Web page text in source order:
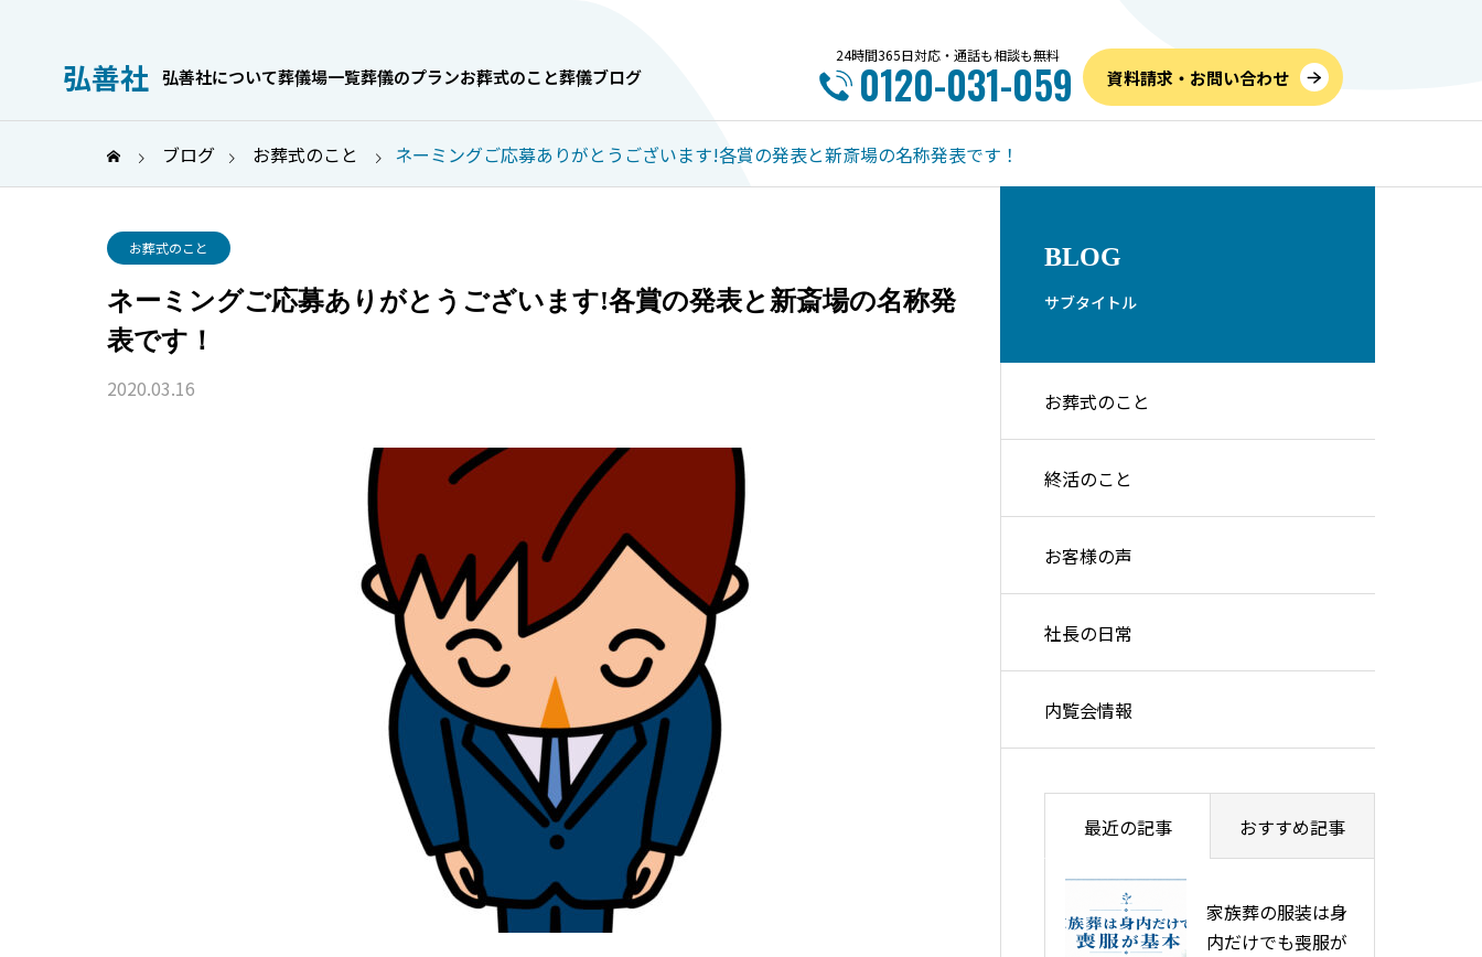
弘善社 弘善社について葬儀場一覧葬儀のプランお葬式のこと葬儀ブログ
用相場と内訳、追加料金を抑
家族葬の服装は身内だけでも
家族葬の喪主挨拶｜場面別の
24時間365日対応・通話も相談も無料
0120-031-059 資料請求・お問い合わせ
ブログ お葬式のこと ネーミングご応募ありがとうございます!各賞の発表と新斎場の名称発表です！
お葬式のこと
ネーミングご応募ありがとうございます!各賞の発表と新斎場の名称発
表です！
2020.03.16
BLOG
サブタイトル
お葬式のこと
終活のこと
お客様の声
社長の日常
内覧会情報
最近の記事 おすすめ記事
家族葬の服装は身
内だけでも喪服が
旭川市で安い葬儀
をする5つの方法